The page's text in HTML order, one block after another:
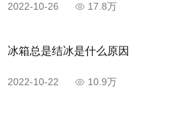
2022-10-26 17.8万
冰箱总是结冰是什么原因
2022-10-22 10.9万